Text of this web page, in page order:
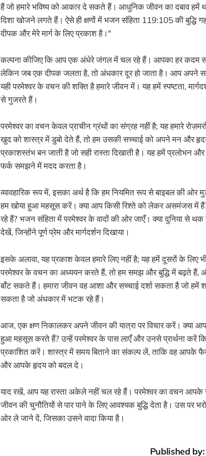
हैं जो हमारे भविष्य को आकार दे सकते हैं। आधुनिक जीवन का दबाव
दिशा खोजने लगते हैं। ऐसे ही क्षणों में भजन संहिता 119:105 की बुद्धि
दीपक और मेरे मार्ग के लिए प्रकाश है।"
कल्पना कीजिए कि आप एक अंधेरे जंगल में चल रहे हैं। आपका हर कदम
लेकिन जब एक दीपक जलता है, तो अंधकार दूर हो जाता है। आप अपने
यही परमेश्वर के वचन की शक्ति है हमारे जीवन में। यह हमें स्पष्टता,
से गुजरते हैं।
परमेश्वर का वचन केवल प्राचीन ग्रंथों का संग्रह नहीं है; यह हमारे
खुद को शास्त्र में डुबो देते हैं, तो हम उसकी सच्चाई को अपने मन और
प्रकाशस्तंभ बन जाती है जो सही रास्ता दिखाती है। यह हमें प्रलोभन
फर्क समझने में मदद करता है।
व्यावहारिक रूप में, इसका अर्थ है कि हम नियमित रूप से बाइबल की
हम खोया हुआ महसूस करें। क्या आप किसी रिश्ते को लेकर असमंजस में
रहे हैं? भजन संहिता में परमेश्वर के वादों की ओर जाएँ। क्या दुनिया से
देखें, जिन्होंने पूर्ण प्रेम और मार्गदर्शन दिखाया।
इसके अलावा, यह प्रकाश केवल हमारे लिए नहीं है; यह हमें दूसरों के लिए
परमेश्वर के वचन का अध्ययन करते हैं, तो हम समझ और बुद्धि में बढ़ते
बाँट सकते हैं। हमारा जीवन वह आशा और सच्चाई दर्शा सकता है जो हमें
सकता है जो अंधकार में भटक रहे हैं।
आज, एक क्षण निकालकर अपने जीवन की यात्रा पर विचार करें। क्या
हुआ महसूस करते हैं? उन्हें परमेश्वर के पास लाएँ और उनसे प्रार्थना करें
प्रकाशित करें। शास्त्र में समय बिताने का संकल्प लें, ताकि वह आपके
और आपके हृदय को बदल दे।
याद रखें, आप यह रास्ता अकेले नहीं चल रहे हैं। परमेश्वर का वचन आपके
जीवन की चुनौतियों से पार पाने के लिए आवश्यक बुद्धि देता है। उस पर
ओर ले जाने दें, जिसका उसने वादा किया है।
Published by: